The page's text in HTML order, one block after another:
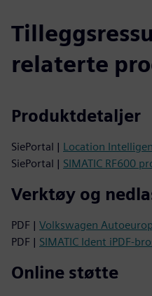
relaterte
Produktdetaljer
SiePortal | Location
SiePortal | SIMATIC RF600
Verktøy og
PDF | Volkswagen
PDF | SIMATIC Ident iPDF-
Online støtte